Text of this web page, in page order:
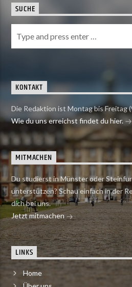
SUCHE
KONTAKT
Die Redaktion ist Montag bis Freitag
Wie du uns erreichst findet du hier.
MITMACHEN
Du studierst in Münster oder
unterstützen? Schau einfach in der
dich bei uns.
Jetzt mitmachen
LINKS
Home